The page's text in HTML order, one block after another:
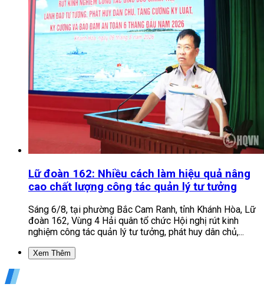
Lữ đoàn 162: Nhiều cách làm hiệu quả nâng
cao chất lượng công tác quản lý tư tưởng
Sáng 6/8, tại phường Bắc Cam Ranh, tỉnh Khánh Hòa, Lữ
đoàn 162, Vùng 4 Hải quân tổ chức Hội nghị rút kinh
nghiệm công tác quản lý tư tưởng, phát huy dân chủ,...
Xem Thêm